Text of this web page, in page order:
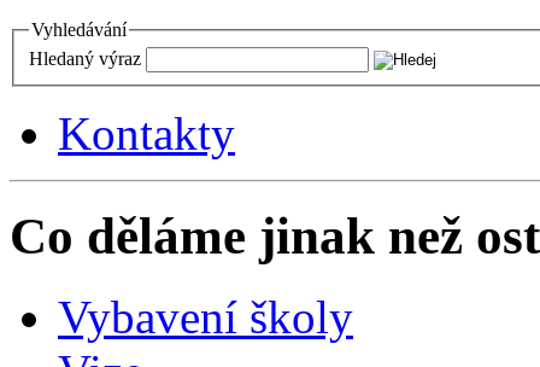
Vyhledávání
Hledaný výraz
Kontakty
Co děláme jinak než
Vybavení školy